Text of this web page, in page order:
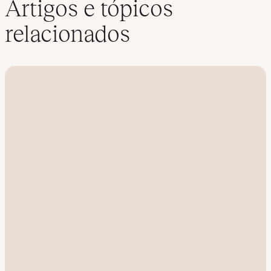
e
I
n
Artigos e tópicos
relacionados